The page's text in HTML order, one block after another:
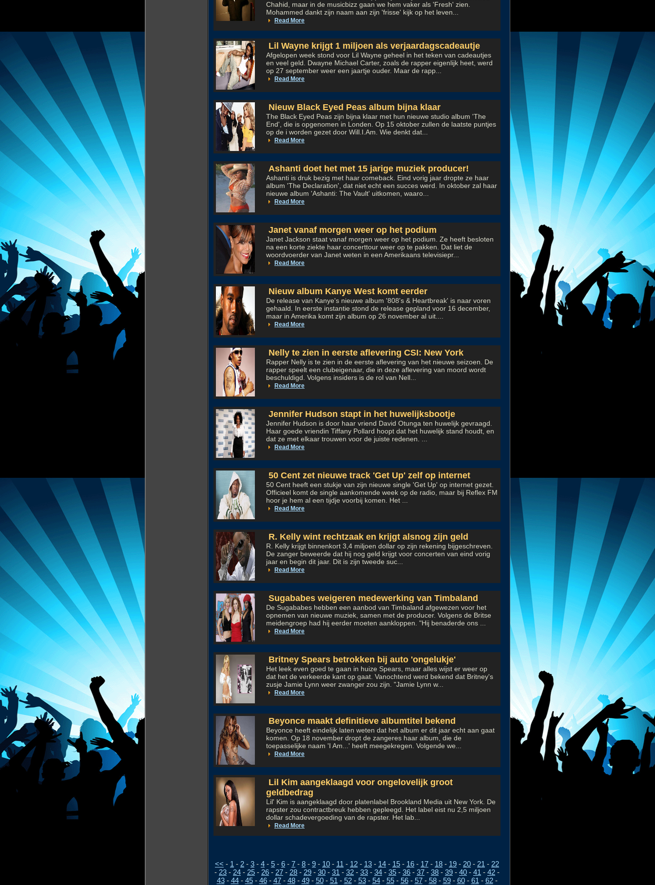
Chahid, maar in de musicbizz gaan we hem vaker als 'Fresh' zien.
Mohammed dankt zijn naam aan zijn 'frisse' kijk op het leven...
Read More
Lil Wayne krijgt 1 miljoen als verjaardagscadeautje
Afgelopen week stond voor Lil Wayne geheel in het teken van cadeautjes
en veel geld. Dwayne Michael Carter, zoals de rapper eigenlijk heet, werd
op 27 september weer een jaartje ouder. Maar de rapp...
Read More
Nieuw Black Eyed Peas album bijna klaar
The Black Eyed Peas zijn bijna klaar met hun nieuwe studio album 'The
End', die is opgenomen in Londen. Op 15 oktober zullen de laatste puntjes
op de i worden gezet door Will.I.Am. Wie denkt dat...
Read More
Ashanti doet het met 15 jarige muziek producer!
Ashanti is druk bezig met haar comeback. Eind vorig jaar dropte ze haar
album 'The Declaration', dat niet echt een succes werd. In oktober zal haar
nieuwe album 'Ashanti: The Vault' uitkomen, waaro...
Read More
Janet vanaf morgen weer op het podium
Janet Jackson staat vanaf morgen weer op het podium. Ze heeft besloten
na een korte ziekte haar concerttour weer op te pakken. Dat liet de
woordvoerder van Janet weten in een Amerikaans televisiepr...
Read More
Nieuw album Kanye West komt eerder
De release van Kanye's nieuwe album '808's & Heartbreak' is naar voren
gehaald. In eerste instantie stond de release gepland voor 16 december,
maar in Amerika komt zijn album op 26 november al uit....
Read More
Nelly te zien in eerste aflevering CSI: New York
Rapper Nelly is te zien in de eerste aflevering van het nieuwe seizoen. De
rapper speelt een clubeigenaar, die in deze aflevering van moord wordt
beschuldigd. Volgens insiders is de rol van Nell...
Read More
Jennifer Hudson stapt in het huwelijksbootje
Jennifer Hudson is door haar vriend David Otunga ten huwelijk gevraagd.
Haar goede vriendin Tiffany Pollard hoopt dat het huwelijk stand houdt, en
dat ze met elkaar trouwen voor de juiste redenen. ...
Read More
50 Cent zet nieuwe track 'Get Up' zelf op internet
50 Cent heeft een stukje van zijn nieuwe single 'Get Up' op internet gezet.
Officieel komt de single aankomende week op de radio, maar bij Reflex FM
hoor je hem al een tijdje voorbij komen. Het ...
Read More
R. Kelly wint rechtzaak en krijgt alsnog zijn geld
R. Kelly krijgt binnenkort 3,4 miljoen dollar op zijn rekening bijgeschreven.
De zanger beweerde dat hij nog geld krijgt voor concerten van eind vorig
jaar en begin dit jaar. Dit is zijn tweede suc...
Read More
Sugababes weigeren medewerking van Timbaland
De Sugababes hebben een aanbod van Timbaland afgewezen voor het
opnemen van nieuwe muziek, samen met de producer. Volgens de Britse
meidengroep had hij eerder moeten aankloppen. "Hij benaderde ons ...
Read More
Britney Spears betrokken bij auto 'ongelukje'
Het leek even goed te gaan in huize Spears, maar alles wijst er weer op
dat het de verkeerde kant op gaat. Vanochtend werd bekend dat Britney's
zusje Jamie Lynn weer zwanger zou zijn. "Jamie Lynn w...
Read More
Beyonce maakt definitieve albumtitel bekend
Beyonce heeft eindelijk laten weten dat het album er dit jaar echt aan gaat
komen. Op 18 november dropt de zangeres haar album, die de
toepasselijke naam 'I Am...' heeft meegekregen. Volgende we...
Read More
Lil Kim aangeklaagd voor ongelovelijk groot
geldbedrag
Lil' Kim is aangeklaagd door platenlabel Brookland Media uit New York. De
rapster zou contractbreuk hebben gepleegd. Het label eist nu 2,5 miljoen
dollar schadevergoeding van de rapster. Het lab...
Read More
<< - 1 - 2 - 3 - 4 - 5 - 6 - 7 - 8 - 9 - 10 - 11 - 12 - 13 - 14 - 15 - 16 - 17 - 18 - 19 - 20 - 21 - 22
- 23 - 24 - 25 - 26 - 27 - 28 - 29 - 30 - 31 - 32 - 33 - 34 - 35 - 36 - 37 - 38 - 39 - 40 - 41 - 42 -
43- 44- 45- 46- 47- 48- 49- 50- 51 - 52- 53- 54- 55- 56- 57- 58- 59- 60- 61 - 62-